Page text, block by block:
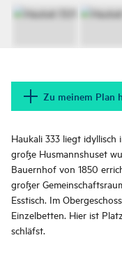
Zu meinem Plan
Haukali 333 liegt idyllisch
große Husmannshuset
Bauernhof von 1850
großer
Esstisch. Im
Einzelbetten. Hier ist
schläfst.